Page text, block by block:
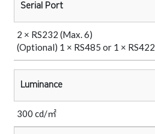
Serial Port
2 × RS232 (Max. 6)
(Optional) 1 × RS485 or 1 × RS422
Luminance
300 cd/㎡